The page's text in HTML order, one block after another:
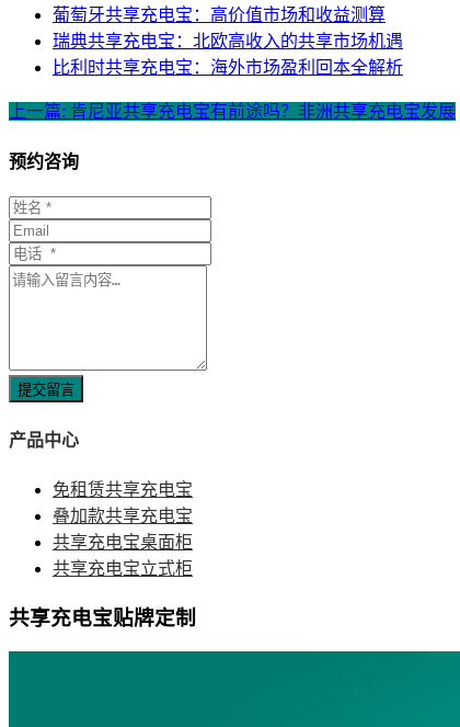
葡萄牙共享充电宝：高价值市场和收益测算
瑞典共享充电宝：北欧高收入的共享市场机遇
比利时共享充电宝：海外市场盈利回本全解析
上一篇: 肯尼亚共享充电宝有前途吗？非洲共享充电宝发展
预约咨询
提交留言
产品中心
免租赁共享充电宝
叠加款共享充电宝
共享充电宝桌面柜
共享充电宝立式柜
共享充电宝贴牌定制